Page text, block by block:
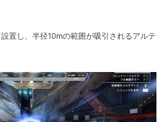
置し、半径10mの範囲が吸引されるアルテ